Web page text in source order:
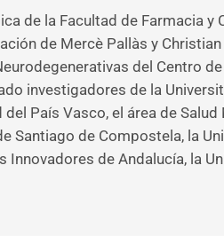
de la Facultad de Farmacia y
de Mercè Pallàs y
del Centro
investigadores de la
País Vasco, el área de
Santiago de Compostela, la
de Andalucía, la